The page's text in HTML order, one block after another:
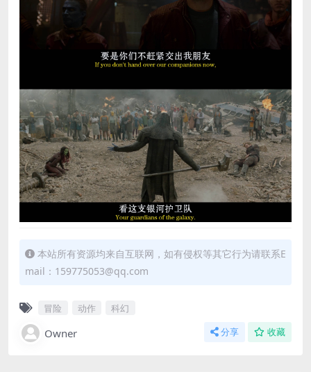
本站所有资源均来自互联网，如有侵权等其它行为请联系E
mail：159775053@qq.com
冒险 动作 科幻
Owner 分享 收藏